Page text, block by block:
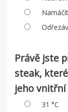
Právě jste
steak,
jeho
31 °C